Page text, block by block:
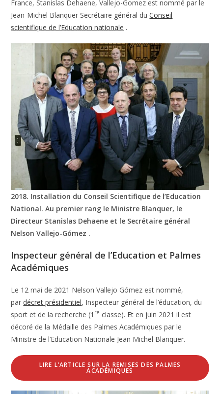
France, Stanislas Dehaene, Vallejo-Gomez est nommé par le
Jean-Michel Blanquer Secrétaire général duConseil
scientifique de l’Education nationale .
2018. Installation du Conseil Scientifique de l’Education
National. Au premier rang le Ministre Blanquer, le
Directeur Stanislas Dehaene et le Secrétaire général
Nelson Vallejo-Gómez .
Inspecteur général de l’Education et Palmes
Académiques
Le 12 mai de 2021 Nelson Vallejo Gómez est nommé,
pardécret présidentiel, Inspecteur général de l’éducation, du
sport et de la recherche (1 re classe). Et en juin 2021 il est
décoré de la Médaille des Palmes Académiques par le
Ministre de l’Education Nationale Jean Michel Blanquer.
LIRE L’ARTICLE SUR LA REMISES DES PALMES
ACADÉMIQUES